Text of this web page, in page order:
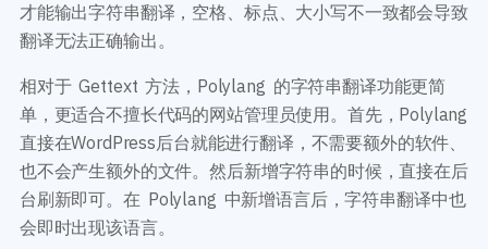
才能输出字符串翻译，空格、标点、大小写不一致都会导致
翻译无法正确输出。
相对于 Gettext 方法，Polylang 的字符串翻译功能更简
单，更适合不擅长代码的网站管理员使用。首先，Polylang
直接在WordPress后台就能进行翻译，不需要额外的软件、
也不会产生额外的文件。然后新增字符串的时候，直接在后
台刷新即可。在 Polylang 中新增语言后，字符串翻译中也
会即时出现该语言。